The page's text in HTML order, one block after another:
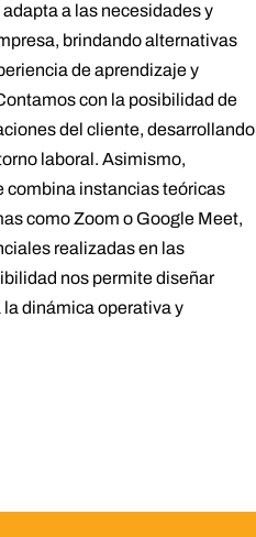
a las necesidades y
brindando alternativas
de aprendizaje y
con la posibilidad de
del cliente, desarrollando
laboral. Asimismo,
combina instancias teóricas
como Zoom o Google Meet,
realizadas en las
nos permite diseñar
dinámica operativa y